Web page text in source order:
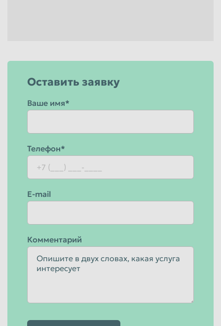
Оставить заявку
Ваше имя*
Телефон*
E-mail
Комментарий